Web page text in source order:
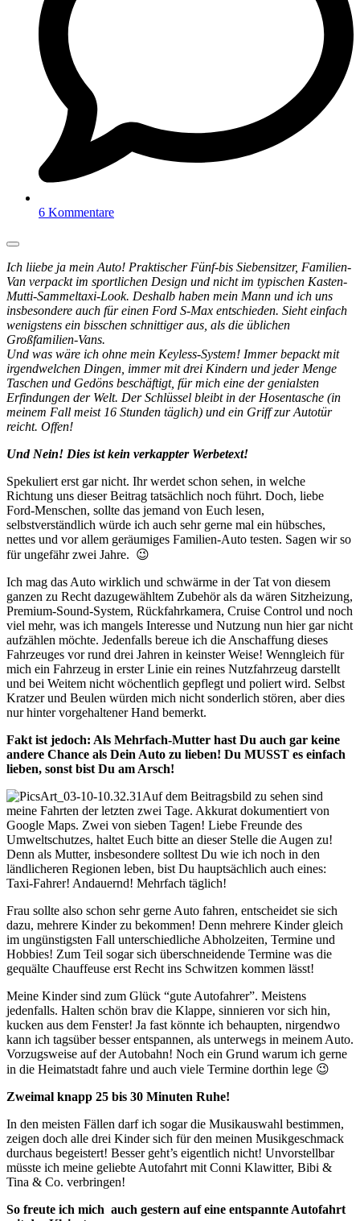
6 Kommentare
Ich liiebe ja mein Auto! Praktischer Fünf-bis Siebensitzer, Familien-
Van verpackt im sportlichen Design und nicht im typischen Kasten-
Mutti-Sammeltaxi-Look. Deshalb haben mein Mann und ich uns
insbesondere auch für einen Ford S-Max entschieden. Sieht einfach
wenigstens ein bisschen schnittiger aus, als die üblichen
Großfamilien-Vans.
Und was wäre ich ohne mein Keyless-System! Immer bepackt mit
irgendwelchen Dingen, immer mit drei Kindern und jeder Menge
Taschen und Gedöns beschäftigt, für mich eine der genialsten
Erfindungen der Welt. Der Schlüssel bleibt in der Hosentasche (in
meinem Fall meist 16 Stunden täglich) und ein Griff zur Autotür
reicht. Offen!
Und Nein! Dies ist kein verkappter Werbetext!
Spekuliert erst gar nicht. Ihr werdet schon sehen, in welche
Richtung uns dieser Beitrag tatsächlich noch führt. Doch, liebe
Ford-Menschen, sollte das jemand von Euch lesen,
selbstverständlich würde ich auch sehr gerne mal ein hübsches,
nettes und vor allem geräumiges Familien-Auto testen. Sagen wir so
für ungefähr zwei Jahre. 😉
Ich mag das Auto wirklich und schwärme in der Tat von diesem
ganzen zu Recht dazugewähltem Zubehör als da wären Sitzheizung,
Premium-Sound-System, Rückfahrkamera, Cruise Control und noch
viel mehr, was ich mangels Interesse und Nutzung nun hier gar nicht
aufzählen möchte. Jedenfalls bereue ich die Anschaffung dieses
Fahrzeuges vor rund drei Jahren in keinster Weise! Wenngleich für
mich ein Fahrzeug in erster Linie ein reines Nutzfahrzeug darstellt
und bei Weitem nicht wöchentlich gepflegt und poliert wird. Selbst
Kratzer und Beulen würden mich nicht sonderlich stören, aber dies
nur hinter vorgehaltener Hand bemerkt.
Fakt ist jedoch: Als Mehrfach-Mutter hast Du auch gar keine
andere Chance als Dein Auto zu lieben! Du MUSST es einfach
lieben, sonst bist Du am Arsch!
Auf dem Beitragsbild zu sehen sind
meine Fahrten der letzten zwei Tage. Akkurat dokumentiert von
Google Maps. Zwei von sieben Tagen! Liebe Freunde des
Umweltschutzes, haltet Euch bitte an dieser Stelle die Augen zu!
Denn als Mutter, insbesondere solltest Du wie ich noch in den
ländlicheren Regionen leben, bist Du hauptsächlich auch eines:
Taxi-Fahrer! Andauernd! Mehrfach täglich!
Frau sollte also schon sehr gerne Auto fahren, entscheidet sie sich
dazu, mehrere Kinder zu bekommen! Denn mehrere Kinder gleich
im ungünstigsten Fall unterschiedliche Abholzeiten, Termine und
Hobbies! Zum Teil sogar sich überschneidende Termine was die
gequälte Chauffeuse erst Recht ins Schwitzen kommen lässt!
Meine Kinder sind zum Glück “gute Autofahrer”. Meistens
jedenfalls. Halten schön brav die Klappe, sinnieren vor sich hin,
kucken aus dem Fenster! Ja fast könnte ich behaupten, nirgendwo
kann ich tagsüber besser entspannen, als unterwegs in meinem Auto.
Vorzugsweise auf der Autobahn! Noch ein Grund warum ich gerne
in die Heimatstadt fahre und auch viele Termine dorthin lege 😉
Zweimal knapp 25 bis 30 Minuten Ruhe!
In den meisten Fällen darf ich sogar die Musikauswahl bestimmen,
zeigen doch alle drei Kinder sich für den meinen Musikgeschmack
durchaus begeistert! Besser geht’s eigentlich nicht! Unvorstellbar
müsste ich meine geliebte Autofahrt mit Conni Klawitter, Bibi &
Tina & Co. verbringen!
So freute ich mich auch gestern auf eine entspannte Autofahrt